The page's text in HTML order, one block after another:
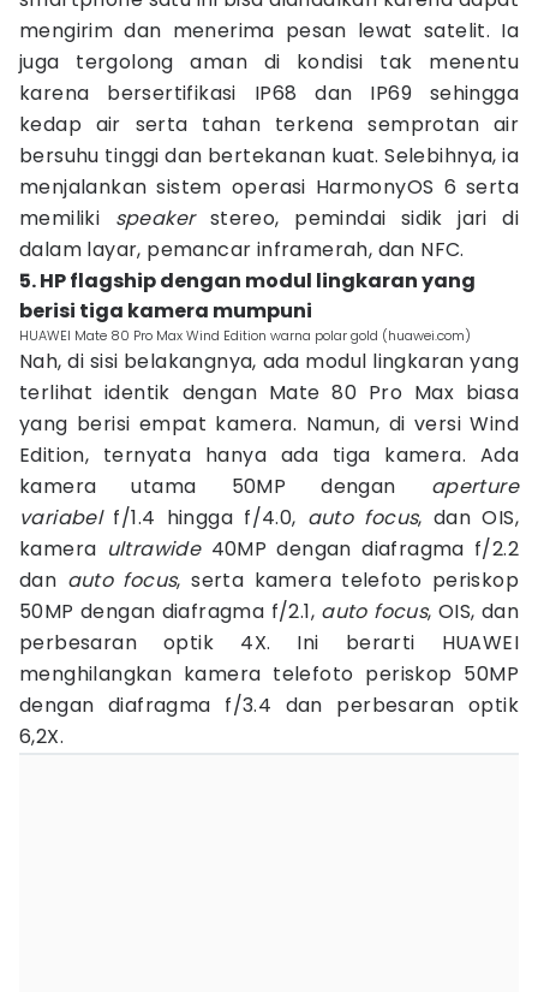
mengirim dan menerima pesan lewat satelit. Ia
juga tergolong aman di kondisi tak menentu
karena bersertifikasi IP68 dan IP69 sehingga
kedap air serta tahan terkena semprotan air
bersuhu tinggi dan bertekanan kuat. Selebihnya, ia
menjalankan sistem operasi HarmonyOS 6 serta
memiliki speakerstereo, pemindai sidik jari di
dalam layar, pemancar inframerah, dan NFC.
5. HP flagship dengan modul lingkaran yang
berisi tiga kamera mumpuni
HUAWEI Mate 80 Pro Max Wind Edition warna polar gold (huawei.com)
Nah, di sisi belakangnya, ada modul lingkaran yang
terlihat identik dengan Mate 80 Pro Max biasa
yang berisi empat kamera. Namun, di versi Wind
Edition, ternyata hanya ada tiga kamera. Ada
kamera utama 50MP dengan aperture
variabelf/1.4 hingga f/4.0, auto focus, dan OIS,
kamera ultrawide40MP dengan diafragma f/2.2
dan auto focus, serta kamera telefoto periskop
50MP dengan diafragma f/2.1, auto focus, OIS, dan
perbesaran optik 4X. Ini berarti HUAWEI
menghilangkan kamera telefoto periskop 50MP
dengan diafragma f/3.4 dan perbesaran optik
6,2X.